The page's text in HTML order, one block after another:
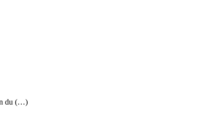
du (…)